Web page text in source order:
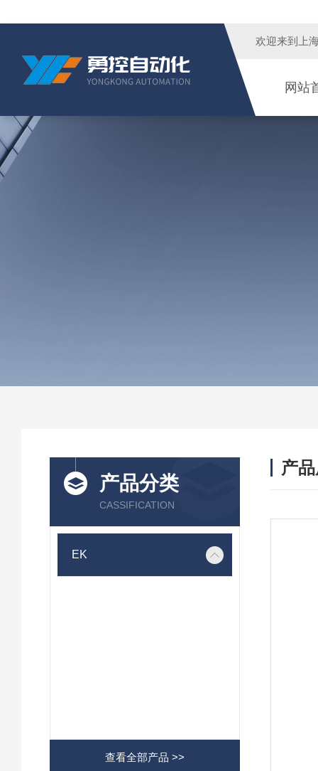
欢迎来到 上
网站
产品分类
CASSIFICATION
EK
查看全部产品 >>
产